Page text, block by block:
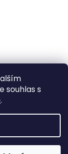
souhlas s
.
práva